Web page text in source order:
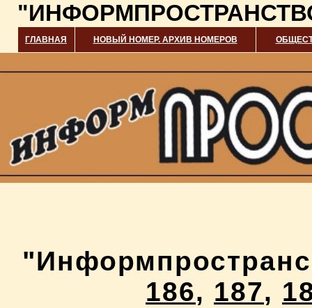
ГЛАВНАЯ НОВЫЙ НОМЕР. АРХИВ НОМЕРОВ
186, 187,